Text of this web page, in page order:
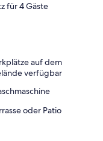
für 4 Gäste
auf dem
verfügbar
oder Patio